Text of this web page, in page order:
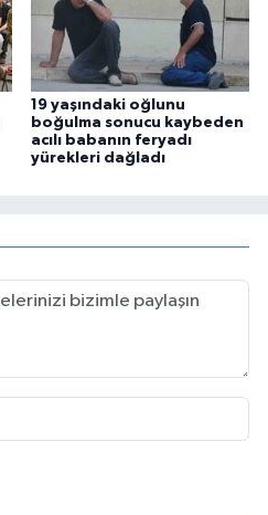
19 yaşındaki oğlunu
boğulma sonucu kaybeden
acılı babanın feryadı
yürekleri dağladı